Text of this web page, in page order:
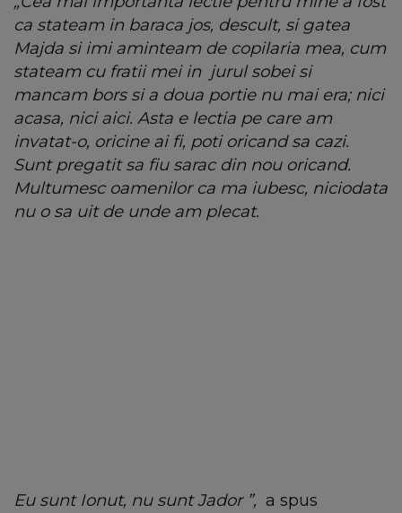
ca stateam in baraca jos, descult, si gatea
Majda si imi aminteam de copilaria mea, cum
stateam cu fratii mei in jurul sobei si
mancam bors si a doua portie nu mai era; nici
acasa, nici aici. Asta e lectia pe care am
invatat-o, oricine ai fi, poti oricand sa cazi.
Sunt pregatit sa fiu sarac din nou oricand.
Multumesc oamenilor ca ma iubesc, niciodata
nu o sa uit de unde am plecat.
Eu sunt Ionut, nu sunt Jador ”, a spus